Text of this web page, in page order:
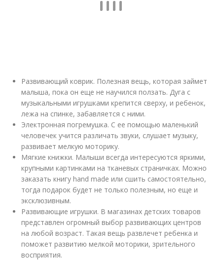
Развивающий коврик. Полезная вещь, которая займет
малыша, пока он еще не научился ползать. Дуга с
музыкальными игрушками крепится сверху, и ребенок,
лежа на спинке, забавляется с ними.
Электронная погремушка. С ее помощью маленький
человечек учится различать звуки, слушает музыку,
развивает мелкую моторику.
Мягкие книжки. Малыши всегда интересуются яркими,
крупными картинками на тканевых страничках. Можно
заказать книгу hand made или сшить самостоятельно,
тогда подарок будет не только полезным, но еще и
эксклюзивным.
Развивающие игрушки. В магазинах детских товаров
представлен огромный выбор развивающих центров
на любой возраст. Такая вещь развлечет ребенка и
поможет развитию мелкой моторики, зрительного
восприятия.